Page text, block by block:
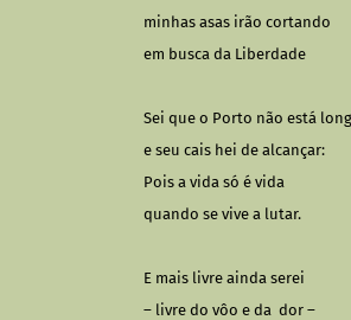
minhas asas irão cortando
em busca da Liberdade
Sei que o Porto não está
e seu cais hei de alcançar:
Pois a vida só é vida
quando se vive a lutar.
E mais livre ainda serei
– livre do vôo e da dor –